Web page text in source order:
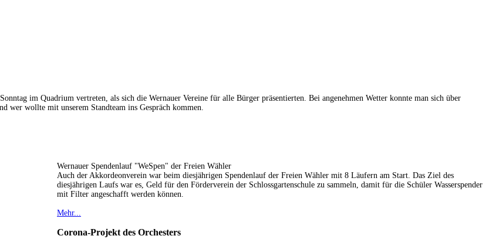
im Quadrium vertreten, als sich die Wernauer Vereine für alle Bürger präsentierten. Bei angenehmen Wetter konnte man sich über
wer wollte mit unserem Standteam ins Gespräch kommen.
Wernauer Spendenlauf "WeSpen" der Freien Wähler
Auch der Akkordeonverein war beim diesjährigen Spendenlauf der Freien Wähler mit 8 Läufern am Start. Das Ziel des
diesjährigen Laufs war es, Geld für den Förderverein der Schlossgartenschule zu sammeln, damit für die Schüler Wasserspender
mit Filter angeschafft werden können.
Mehr...
Corona-Projekt des Orchesters